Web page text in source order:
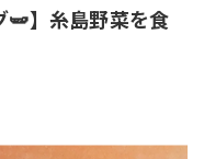
🫛】糸島野菜を食